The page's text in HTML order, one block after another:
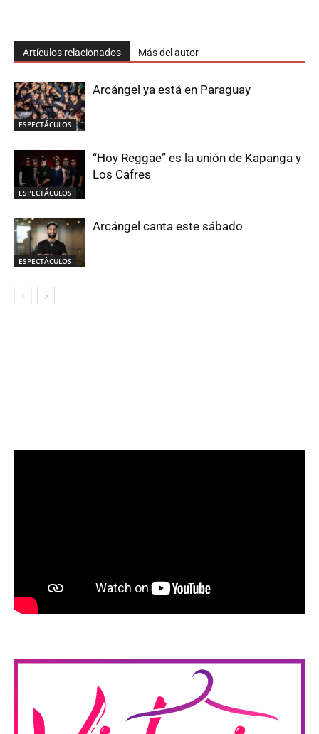
Artículos relacionados Más del autor
ESPECTÁCULOS
Arcángel ya está en Paraguay
ESPECTÁCULOS
“Hoy Reggae” es la unión de Kapanga y
Los Cafres
ESPECTÁCULOS
Arcángel canta este sábado